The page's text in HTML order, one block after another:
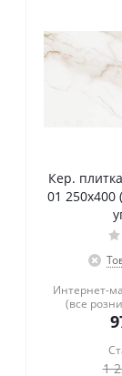
Кер.
01 250х400
Интернет-
(все
1